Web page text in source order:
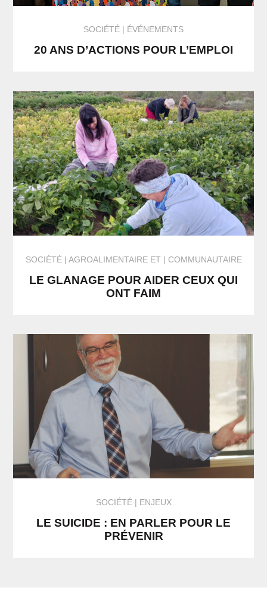
SOCIÉTÉ ÉVÉNEMENTS
20 ANS D’ACTIONS POUR L’EMPLOI
SOCIÉTÉ AGROALIMENTAIREET COMMUNAUTAIRE
LE GLANAGE POUR AIDER CEUX QUI
ONT FAIM
SOCIÉTÉ ENJEUX
LE SUICIDE : EN PARLER POUR LE
PRÉVENIR